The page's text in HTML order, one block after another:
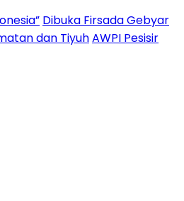
Dibuka Firsada Gebyar
dan TiyuhAWPI Pesisir